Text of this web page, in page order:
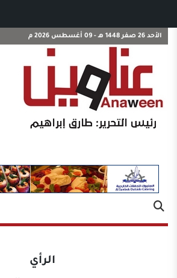
الأحد 26 صفر 1448 هـ - 09 أغسطس 2026 م
الرأي